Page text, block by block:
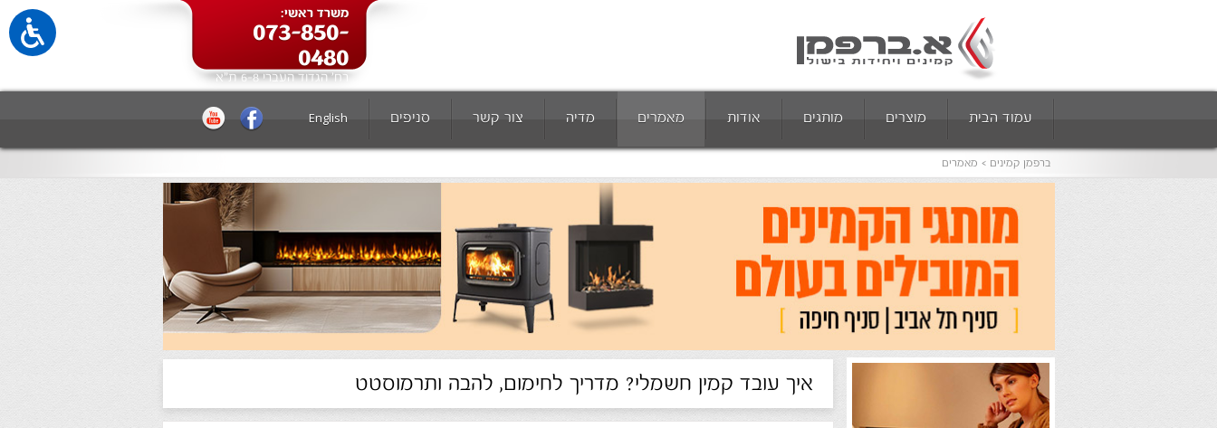
משרד ראשי:
073-850-
0480
רח' הגדוד העברי 6-8 ת"א
עמוד הבית מוצרים מותגים אודות מאמרים מדיה צור קשר סניפים English
ברפמן קמינים מאמרים
איך עובד קמין חשמלי? מדריך לחימום, להבה ותרמוסטט